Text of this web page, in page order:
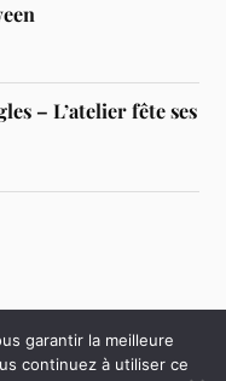
– L’atelier fête ses
garantir la meilleure
continuez à utiliser ce